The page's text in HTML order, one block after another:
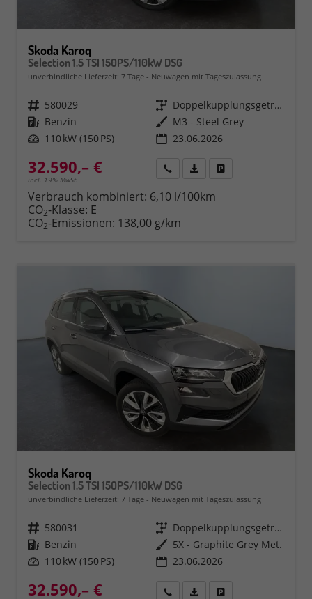
Skoda Karoq
Selection 1.5 TSI 150PS/110kW DSG
unverbindliche Lieferzeit: 7 Tage Neuwagen mit Tageszulassung
Fahrzeugnr. 580029 Getriebe
Doppelkupplungsgetriebe (DSG)
Kraftstoff Benzin Außenfarbe M3 - Steel Grey
Leistung 110 kW (150 PS) 23.06.2026
32.590,– €
incl. 19% MwSt.
Rückruf PDF-Datei, Fahrzeugexposé
Verbrauch kombiniert: 6,10 l/100km
CO2-Klasse: E
CO2-Emissionen: 138,00 g/km
Skoda Karoq
Selection 1.5 TSI 150PS/110kW DSG
unverbindliche Lieferzeit: 7 Tage Neuwagen mit Tageszulassung
Fahrzeugnr. 580031 Getriebe
Doppelkupplungsgetriebe (DSG)
Kraftstoff Benzin Außenfarbe 5X - Graphite Grey Met.
Leistung 110 kW (150 PS) 23.06.2026
32.590,– € Rückruf PDF-Datei, Fahrzeugexposé